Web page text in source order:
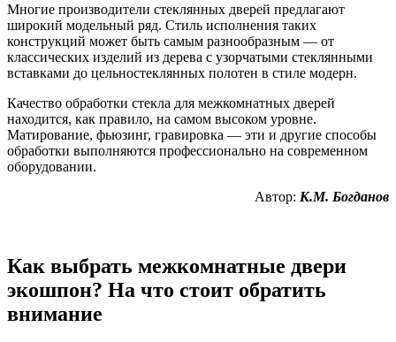
Многие производители стеклянных дверей предлагают
широкий модельный ряд. Стиль исполнения таких
конструкций может быть самым разнообразным — от
классических изделий из дерева с узорчатыми стеклянными
вставками до цельностеклянных полотен в стиле модерн.
Качество обработки стекла для межкомнатных дверей
находится, как правило, на самом высоком уровне.
Матирование, фьюзинг, гравировка — эти и другие способы
обработки выполняются профессионально на современном
оборудовании.
Автор: К.М. Богданов
Как выбрать межкомнатные двери
экошпон? На что стоит обратить
внимание